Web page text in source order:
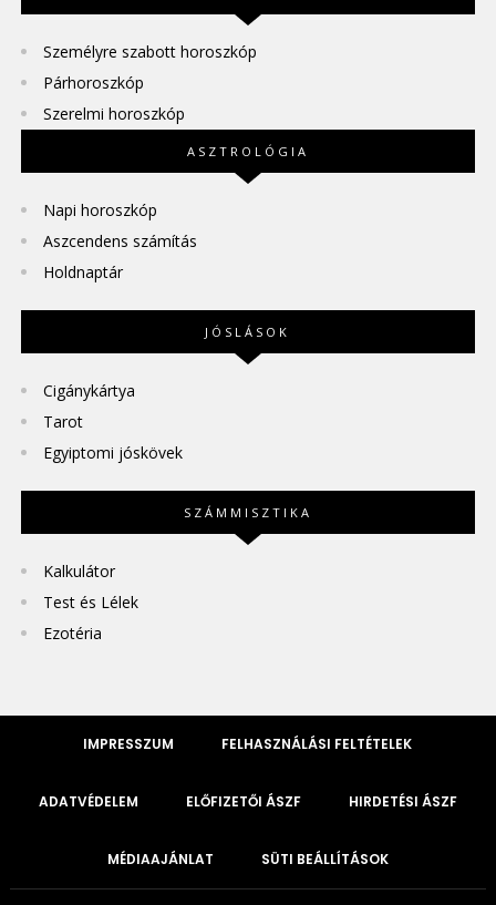
Személyre szabott horoszkóp
Párhoroszkóp
Szerelmi horoszkóp
ASZTROLÓGIA
Napi horoszkóp
Aszcendens számítás
Holdnaptár
JÓSLÁSOK
Cigánykártya
Tarot
Egyiptomi jóskövek
SZÁMMISZTIKA
Kalkulátor
Test és Lélek
Ezotéria
IMPRESSZUM FELHASZNÁLÁSI FELTÉTELEK
ADATVÉDELEM ELŐFIZETŐI ÁSZF HIRDETÉSI ÁSZF
MÉDIAAJÁNLAT SÜTI BEÁLLÍTÁSOK